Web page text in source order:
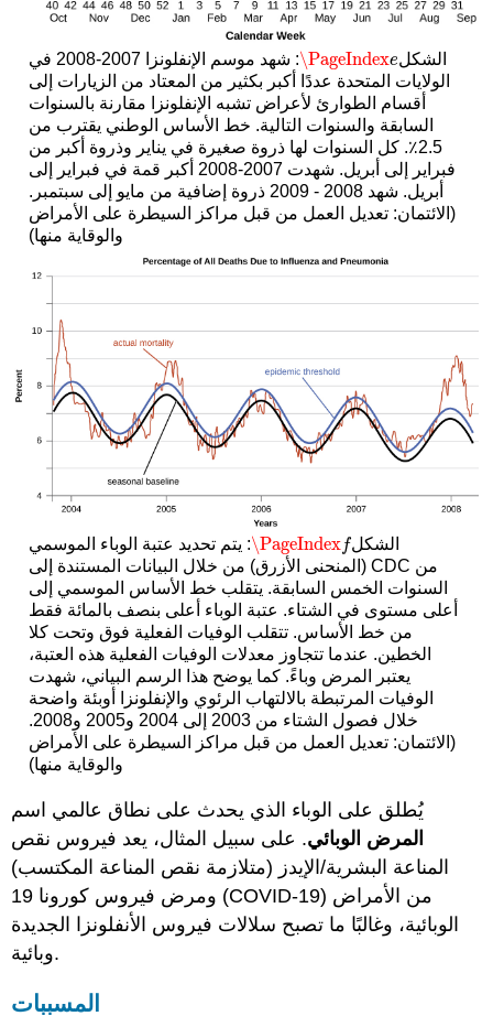
الشكل \PageIndexe
\PageIndexe
: شهد موسم الإنفلونزا 2007-2008 في
الولايات المتحدة عددًا أكبر بكثير من المعتاد من الزيارات إلى
أقسام الطوارئ لأعراض تشبه الإنفلونزا مقارنة بالسنوات
السابقة والسنوات التالية. خط الأساس الوطني يقترب من
2.5٪. كل السنوات لها ذروة صغيرة في يناير وذروة أكبر من
فبراير إلى أبريل. شهدت 2007-2008 أكبر قمة في فبراير إلى
أبريل. شهد 2008 - 2009 ذروة إضافية من مايو إلى سبتمبر.
(الائتمان: تعديل العمل من قبل مراكز السيطرة على الأمراض
والوقاية منها)
الشكل \PageIndexf
\PageIndexf
: يتم تحديد عتبة الوباء الموسمي
(المنحنى الأزرق) من خلال البيانات المستندة إلى CDC من
السنوات الخمس السابقة. يتقلب خط الأساس الموسمي إلى
أعلى مستوى في الشتاء. عتبة الوباء أعلى بنصف بالمائة فقط
من خط الأساس. تتقلب الوفيات الفعلية فوق وتحت كلا
الخطين. عندما تتجاوز معدلات الوفيات الفعلية هذه العتبة،
يعتبر المرض وباءً. كما يوضح هذا الرسم البياني، شهدت
الوفيات المرتبطة بالالتهاب الرئوي والإنفلونزا أوبئة واضحة
خلال فصول الشتاء من 2003 إلى 2004 و2005 و2008.
(الائتمان: تعديل العمل من قبل مراكز السيطرة على الأمراض
والوقاية منها)
يُطلق على الوباء الذي يحدث على نطاق عالمي اسم
المرض الوبائي. على سبيل المثال، يعد فيروس نقص
المناعة البشرية/الإيدز (متلازمة نقص المناعة المكتسب)
ومرض فيروس كورونا 19 (COVID-19) من الأمراض
الوبائية، وغالبًا ما تصبح سلالات فيروس الأنفلونزا الجديدة
وبائية.
المسببات